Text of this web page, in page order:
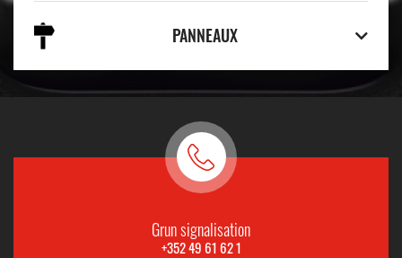
PANNEAUX
Grun signalisation
+352 49 61 62 1